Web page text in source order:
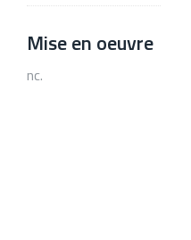
Mise en oeuvre
nc.